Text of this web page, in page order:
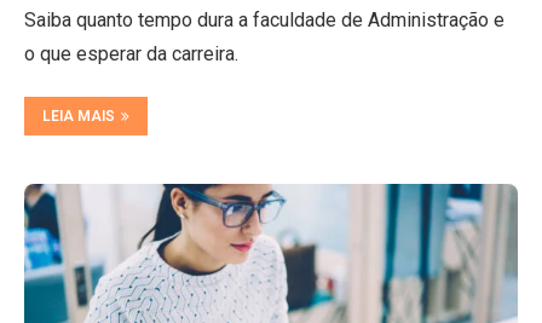
Saiba quanto tempo dura a faculdade de Administração e
o que esperar da carreira.
LEIA MAIS